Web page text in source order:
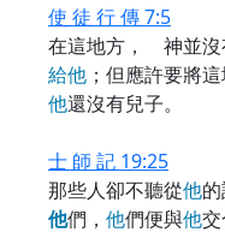
使 徒 行 傳 7:5
在這地方， 神並沒
給他 ；但應許要將
他還沒有兒子。
士 師 記 19:25
那些人卻不聽從他
他們， 他們便與他